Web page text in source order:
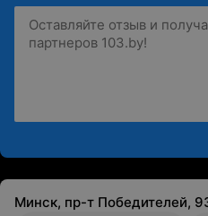
Минск, пр-т Победителей,